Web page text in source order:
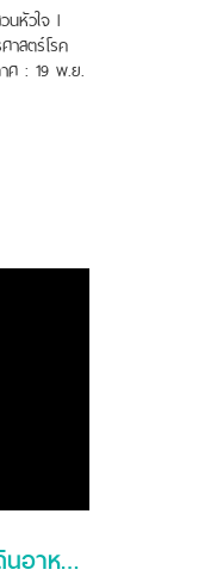
นหัวใจ l
สตร์โรค
ศ : 19 พ.ย.
ปวดท้องอย่าชะล่าใจ...ดูแลระบบทางเดินอาหารด้วยการส่องกล้อง